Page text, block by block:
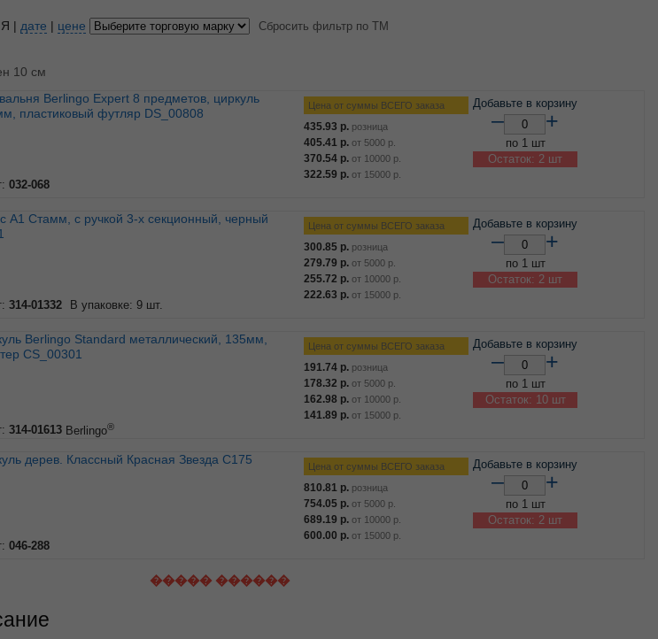
| дате | цене Сбросить фильтр по ТМ
10 см
пластиковый футляр DS_00808
032-068
Цена от суммы ВСЕГО заказа
435.93 р. розница
405.41 р. от 5000 р.
370.54 р. от 10000 р.
322.59 р. от 15000 р.
Добавьте в корзину
– +
по 1 шт
Остаток: 2 шт
314-01332 В упаковке: 9 шт.
Цена от суммы ВСЕГО заказа
300.85 р. розница
279.79 р. от 5000 р.
255.72 р. от 10000 р.
222.63 р. от 15000 р.
Добавьте в корзину
– +
по 1 шт
Остаток: 2 шт
CS_00301
314-01613 Berlingo®
Цена от суммы ВСЕГО заказа
191.74 р. розница
178.32 р. от 5000 р.
162.98 р. от 10000 р.
141.89 р. от 15000 р.
Добавьте в корзину
– +
по 1 шт
Остаток: 10 шт
дерев. Классный Красная Звезда С175
046-288
Цена от суммы ВСЕГО заказа
810.81 р. розница
754.05 р. от 5000 р.
689.19 р. от 10000 р.
600.00 р. от 15000 р.
Добавьте в корзину
– +
по 1 шт
Остаток: 2 шт
����� ������